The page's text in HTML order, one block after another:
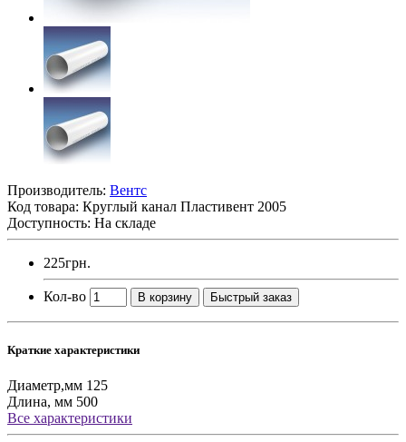
Производитель: Вентс
Код товара: Круглый канал Пластивент 2005
Доступность: На складе
225грн.
Кол-во В корзину Быстрый заказ
Краткие характеристики
Диаметр,мм 125
Длина, мм 500
Все характеристики